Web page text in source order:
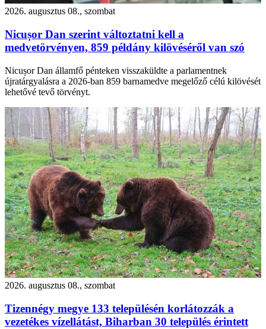
2026. augusztus 08., szombat
Nicușor Dan szerint változtatni kell a
medvetörvényen, 859 példány kilövéséről van szó
Nicușor Dan államfő pénteken visszaküldte a parlamentnek
újratárgyalásra a 2026-ban 859 barnamedve megelőző célú kilövését
lehetővé tevő törvényt.
2026. augusztus 08., szombat
Tizennégy megye 133 településén korlátozzák a
vezetékes vízellátást, Biharban 30 település érintett